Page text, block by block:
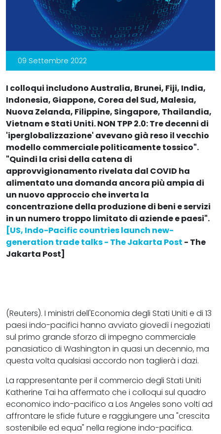
09 Settembre 2022
I colloqui includono Australia, Brunei, Fiji, India,
Indonesia, Giappone, Corea del Sud, Malesia,
Nuova Zelanda, Filippine, Singapore, Thailandia,
Vietnam e Stati Uniti. NON TPP 2.0: Tre decenni di
'iperglobalizzazione' avevano già reso il vecchio
modello commerciale politicamente tossico".
"Quindi la crisi della catena di
approvvigionamento rivelata dal COVID ha
alimentato una domanda ancora più ampia di
un nuovo approccio che inverta la
concentrazione della produzione di beni e servizi
in un numero troppo limitato di aziende e paesi".
[US, Indo-Pacific countries launch new-
generation trade talks - The Jakarta Post - The
Jakarta Post]
(Reuters). I ministri dell'Economia degli Stati Uniti e di 13
paesi indo-pacifici hanno avviato giovedì i negoziati
sul primo grande sforzo di impegno commerciale
panasiatico di Washington in quasi un decennio, ma
questa volta qualsiasi accordo non taglierà i dazi.
La rappresentante per il commercio degli Stati Uniti
Katherine Tai ha affermato che i colloqui sul quadro
economico indo-pacifico a Los Angeles sono volti ad
affrontare le sfide future e raggiungere una "crescita
sostenibile ed equa" nella regione indo-pacifica.